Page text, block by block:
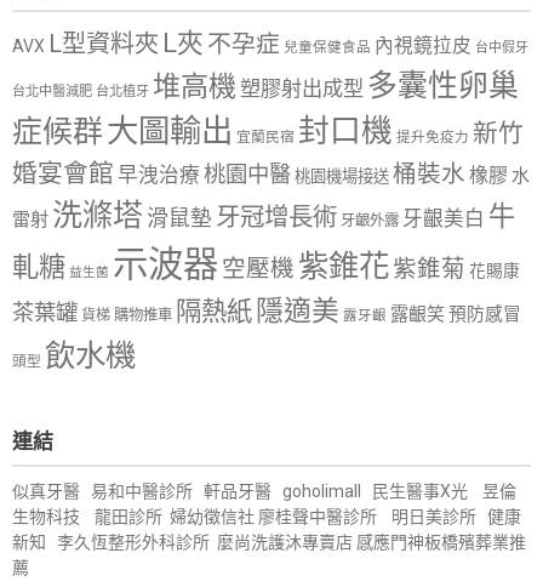
AVX L型資料夾 L夾 不孕症 兒童保健食品 內視鏡拉皮 台中假牙
台北中醫減肥 台北植牙 堆高機塑膠射出成型 多囊性卵巢
症候群大圖輸出 宜蘭民宿 封口機 提升免疫力 新竹
婚宴會館 早洩治療 桃園中醫 桃園機場接送 桶裝水 橡膠 水
雷射 洗滌塔 滑鼠墊 牙冠增長術 牙齦外露 牙齦美白 牛
軋糖 益生菌 示波器 空壓機 紫錐花紫錐菊 花賜康
茶葉罐 貨梯 購物推車 隔熱紙 隱適美 露牙齦 露齦笑預防感冒
頭型 飲水機
連結
似真牙醫 易和中醫診所 軒品牙醫 goholimall 民生醫事X光
昱倫
生物科技
龍田診所 婦幼徵信社 廖桂聲中醫診所 明日美診所 健康
新知
李久恆整形外科診所 麼尚洗護沐專賣店 感應門神板橋殯葬業推
薦